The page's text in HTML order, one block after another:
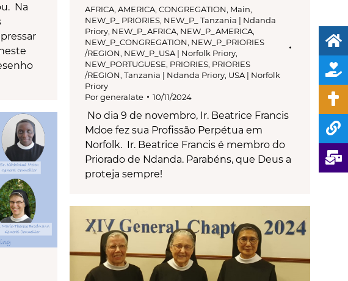
AFRICA, AMERICA, CONGREGATION, Main,
NEW_P_ PRIORIES, NEW_P_ Tanzania | Ndanda
Priory, NEW_P_AFRICA, NEW_P_AMERICA,
NEW_P_CONGREGATION, NEW_P_PRIORIES
/REGION, NEW_P_USA | Norfolk Priory,
NEW_PORTUGUESE, PRIORIES, PRIORIES
/REGION, Tanzania | Ndanda Priory, USA | Norfolk
Priory
Porgeneralate 10/11/2024
No dia 9 de novembro, Ir. Beatrice Francis
Mdoe fez sua Profissão Perpétua em
Norfolk. Ir. Beatrice Francis é membro do
Priorado de Ndanda. Parabéns, que Deus a
proteja sempre!
Na